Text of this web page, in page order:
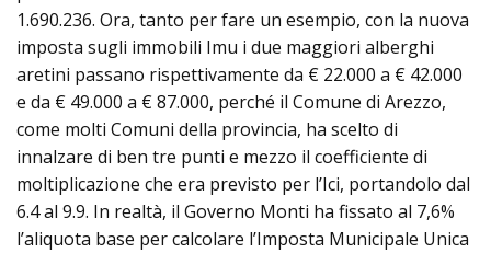
1.690.236. Ora, tanto per fare un esempio, con la nuova
imposta sugli immobili Imu i due maggiori alberghi
aretini passano rispettivamente da € 22.000 a € 42.000
e da € 49.000 a € 87.000, perché il Comune di Arezzo,
come molti Comuni della provincia, ha scelto di
innalzare di ben tre punti e mezzo il coefficiente di
moltiplicazione che era previsto per l’Ici, portandolo dal
6.4 al 9.9. In realtà, il Governo Monti ha fissato al 7,6%
l’aliquota base per calcolare l’Imposta Municipale Unica